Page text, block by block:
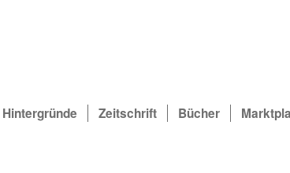
Hintergründe Zeitschrift Bücher